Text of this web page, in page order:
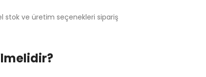
stok ve üretim seçenekleri sipariş